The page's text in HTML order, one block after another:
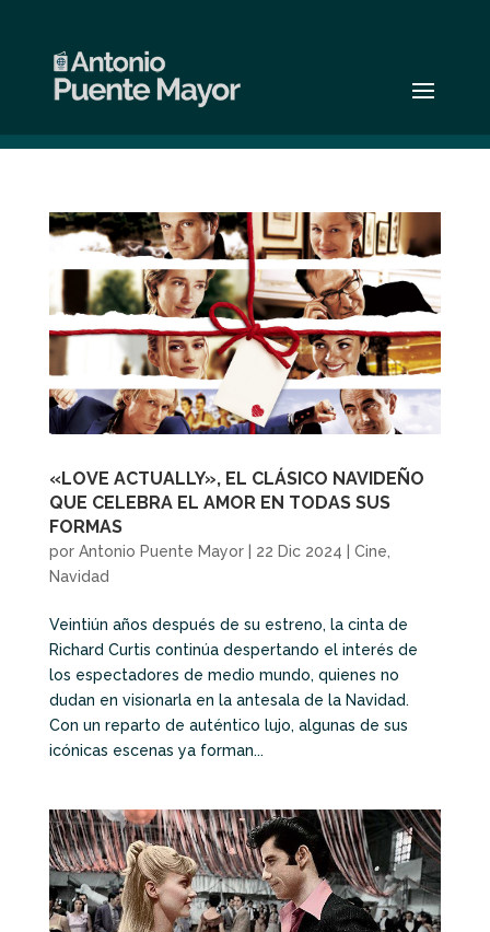
«LOVE ACTUALLY», EL CLÁSICO NAVIDEÑO
QUE CELEBRA EL AMOR EN TODAS SUS
FORMAS
por Antonio Puente Mayor| 22 Dic 2024 Cine,
Navidad
Veintiún años después de su estreno, la cinta de
Richard Curtis continúa despertando el interés de
los espectadores de medio mundo, quienes no
dudan en visionarla en la antesala de la Navidad.
Con un reparto de auténtico lujo, algunas de sus
icónicas escenas ya forman...